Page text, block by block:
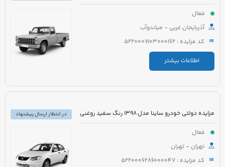
فعال
آذربایجان غربی - میاندوآب
کد مزایده : 5220007103000162
اطلاعات بیشتر
مزایده دولتی خودرو ساینا مدل 1398 رنگ سفید روغنی
فعال
تهران - تهران
کد مزایده : 5220006286000047
در انتظار ارسال پیشنهاد